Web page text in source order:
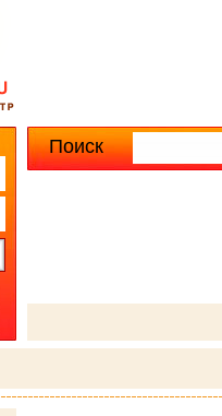
Поиск